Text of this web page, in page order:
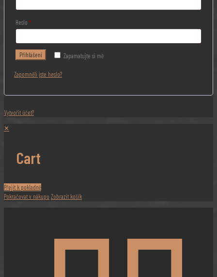
Heslo *
Zapamatujte si mě
Přihlášení
Zapomněli jste heslo?
Vytvořit účet?
✕
Cart
Přejít k pokladně
Pokračovat v nákupu Zobrazit košík